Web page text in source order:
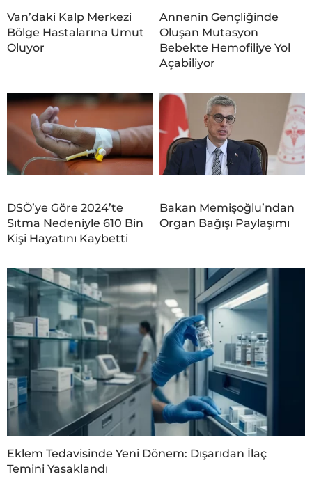
Van’daki Kalp Merkezi
Bölge Hastalarına Umut
Oluyor
Annenin Gençliğinde
Oluşan Mutasyon
Bebekte Hemofiliye Yol
Açabiliyor
DSÖ’ye Göre 2024’te
Sıtma Nedeniyle 610 Bin
Kişi Hayatını Kaybetti
Bakan Memişoğlu’ndan
Organ Bağışı Paylaşımı
Eklem Tedavisinde Yeni Dönem: Dışarıdan İlaç
Temini Yasaklandı